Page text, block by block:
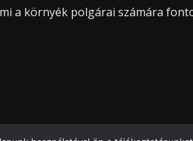
a környék polgárai számára